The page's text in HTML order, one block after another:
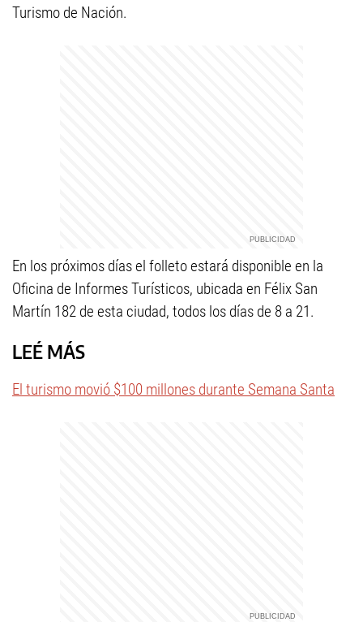
Turismo de Nación.
En los próximos días el folleto estará disponible en la
Oficina de Informes Turísticos, ubicada en Félix San
Martín 182 de esta ciudad, todos los días de 8 a 21.
LEÉ MÁS
El turismo movió $100 millones durante Semana Santa